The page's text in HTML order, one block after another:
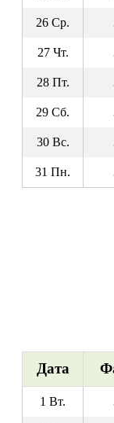
26 Ср.
27 Чт.
28 Пт.
29 Сб.
30 Вс.
31 Пн.
Дата
1 Вт.